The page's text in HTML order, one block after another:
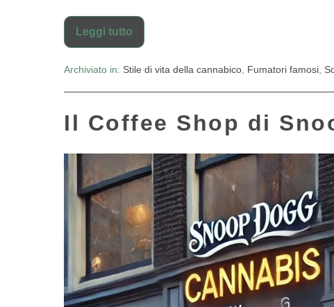
Leggi tutto
Archiviato in: Stile di vita della cannabico, Fumatori famosi,
Il Coffee Shop di